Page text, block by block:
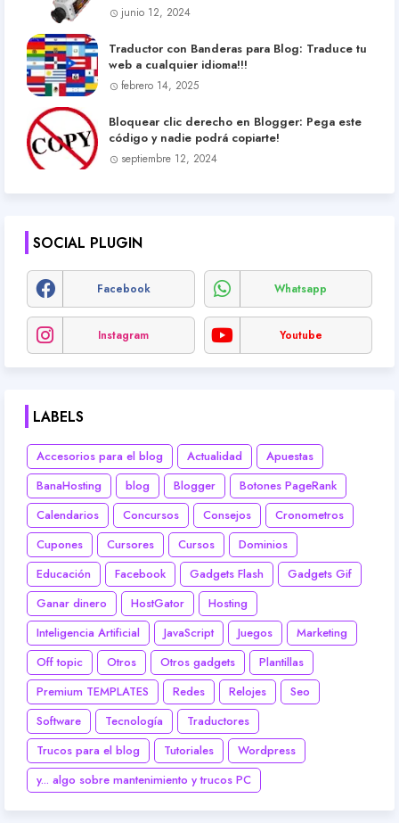
junio 12, 2024
Traductor con Banderas para Blog: Traduce tu
web a cualquier idioma!!!
febrero 14, 2025
Bloquear clic derecho en Blogger: Pega este
código y nadie podrá copiarte!
septiembre 12, 2024
SOCIAL PLUGIN
Facebook Whatsapp
Instagram Youtube
LABELS
Accesorios para el blog Actualidad
Apuestas
BanaHosting
blog Blogger
Botones PageRank
Calendarios
Concursos Consejos
Cronometros
Cupones
Cursores Cursos
Dominios
Educación
Facebook Gadgets Flash
Gadgets Gif
Ganar dinero
HostGator
Hosting
Inteligencia Artificial
JavaScript Juegos
Marketing
Off topic
Otros Otros gadgets
Plantillas
Premium TEMPLATES
Redes Relojes
Seo
Software
Tecnología
Traductores
Trucos para el blog
Tutoriales
Wordpress
y... algo sobre mantenimiento y trucos PC